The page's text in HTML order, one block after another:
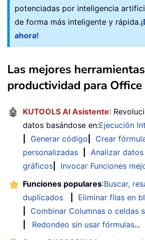
potenciadas por inteligencia
de forma más inteligente y rápida.
ahora!
Las mejores
productividad para Office
🤖 KUTOOLS AI Asistente:
datos basándose en:Ejecución
Generar código
Crear
personalizadas
Analizar
gráficos
Invocar Funciones
Funciones populares:Buscar,
duplicados
Eliminar filas en
Combinar Columnas o celdas
Redondeo sin usar fórmulas...